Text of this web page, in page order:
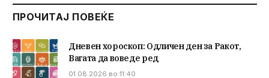
ПРОЧИТАЈ ПОВЕЌЕ
Дневен хороскоп: Одличен ден за Ракот,
Вагата да воведе ред
01.08.2026 во 11:40